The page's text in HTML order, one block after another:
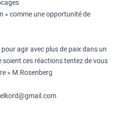
» comme une opportunité de
agir avec plus de paix dans un
soient ces réactions tentez de vous
» M.Rosenberg